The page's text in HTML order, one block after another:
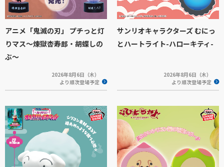
アニメ「鬼滅の刃」 プチっと灯
りマス～煉獄杏寿郎・胡蝶しの
ぶ～
2026年8月6日（木）
より順次登場予定
サンリオキャラクターズ むにっ
とハートライト-ハローキティ-
2026年8月6日（木）
より順次登場予定